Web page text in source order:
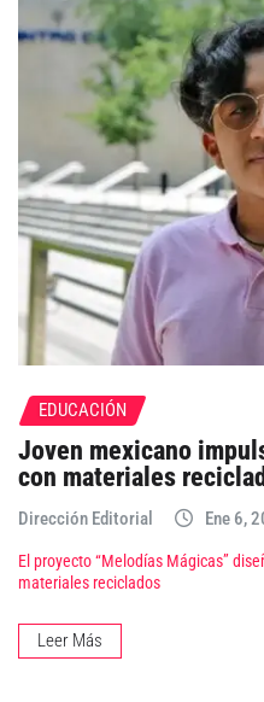
EDUCACIÓN
Joven mexicano
con materiales
Dirección Editorial Ene 6,
El proyecto “Melodías Mágicas”
materiales reciclados
Leer Más